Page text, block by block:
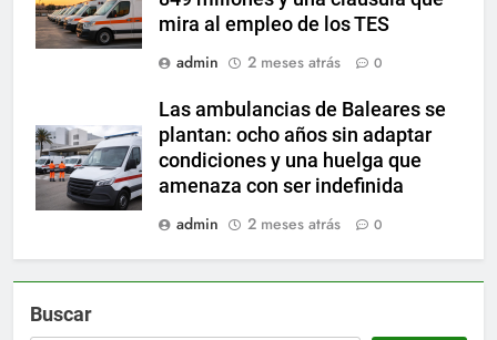
mira al empleo de los TES
admin
2 meses atrás 0
Las ambulancias de Baleares se
plantan: ocho años sin adaptar
condiciones y una huelga que
amenaza con ser indefinida
admin
2 meses atrás 0
Buscar